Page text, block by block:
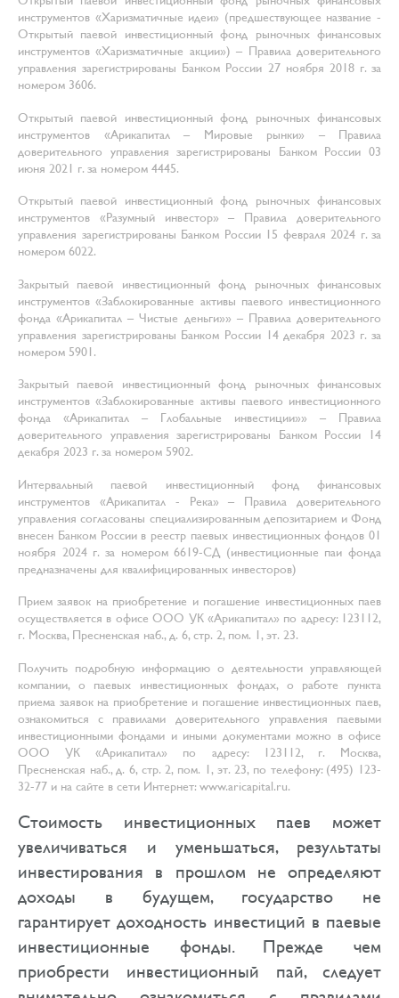
инструментов «Харизматичные идеи» (предшествующее название -
Открытый паевой инвестиционный фонд рыночных финансовых
инструментов «Харизматичные акции») – Правила доверительного
управления зарегистрированы Банком России 27 ноября 2018 г. за
номером 3606.
Открытый паевой инвестиционный фонд рыночных финансовых
инструментов «Арикапитал – Мировые рынки» – Правила
доверительного управления зарегистрированы Банком России 03
июня 2021 г. за номером 4445.
Открытый паевой инвестиционный фонд рыночных финансовых
инструментов «Разумный инвестор» – Правила доверительного
управления зарегистрированы Банком России 15 февраля 2024 г. за
номером 6022.
Закрытый паевой инвестиционный фонд рыночных финансовых
инструментов «Заблокированные активы паевого инвестиционного
фонда «Арикапитал – Чистые деньги»» – Правила доверительного
управления зарегистрированы Банком России 14 декабря 2023 г. за
номером 5901.
Закрытый паевой инвестиционный фонд рыночных финансовых
инструментов «Заблокированные активы паевого инвестиционного
фонда «Арикапитал – Глобальные инвестиции»» – Правила
доверительного управления зарегистрированы Банком России 14
декабря 2023 г. за номером 5902.
Интервальный паевой инвестиционный фонд финансовых
инструментов «Арикапитал - Река» – Правила доверительного
управления согласованы специализированным депозитарием и Фонд
внесен Банком России в реестр паевых инвестиционных фондов 01
ноября 2024 г. за номером 6619-СД (инвестиционные паи фонда
предназначены для квалифицированных инвесторов)
Прием заявок на приобретение и погашение инвестиционных паев
осуществляется в офисе ООО УК «Арикапитал» по адресу: 123112,
г. Москва, Пресненская наб., д. 6, стр. 2, пом. 1, эт. 23.
Получить подробную информацию о деятельности управляющей
компании, о паевых инвестиционных фондах, о работе пункта
приема заявок на приобретение и погашение инвестиционных паев,
ознакомиться с правилами доверительного управления паевыми
инвестиционными фондами и иными документами можно в офисе
ООО УК «Арикапитал» по адресу: 123112, г. Москва,
Пресненская наб., д. 6, стр. 2, пом. 1, эт. 23, по телефону: (495) 123-
32-77 и на сайте в сети Интернет: www.aricapital.ru.
Стоимость инвестиционных паев может
увеличиваться и уменьшаться, результаты
инвестирования в прошлом не определяют
доходы в будущем, государство не
гарантирует доходность инвестиций в паевые
инвестиционные фонды. Прежде чем
приобрести инвестиционный пай, следует